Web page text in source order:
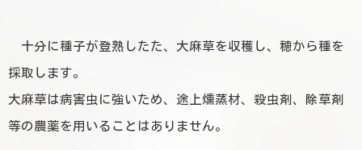
十分に種子が登熟したた、大麻草を収穫し、穂から種を
採取します。
大麻草は病害虫に強いため、途上燻蒸材、殺虫剤、除草剤
等の農薬を用いることはありません。